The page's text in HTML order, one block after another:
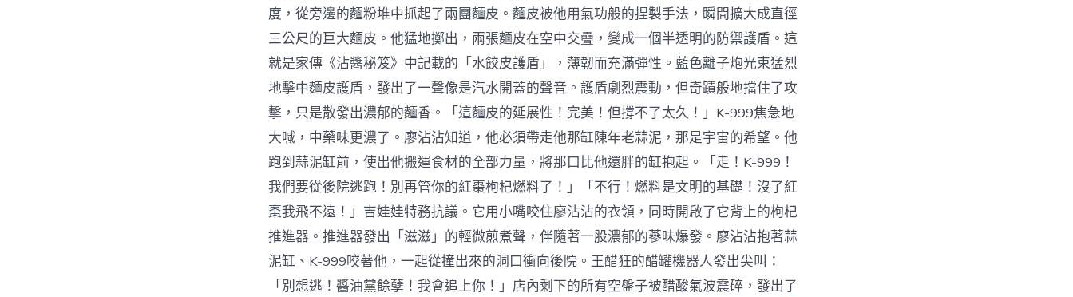
度，從旁邊的麵粉堆中抓起了兩團麵皮。麵皮被他用氣功般的捏製手法，瞬間擴大成直徑
三公尺的巨大麵皮。他猛地擲出，兩張麵皮在空中交疊，變成一個半透明的防禦護盾。這
就是家傳《沾醬秘笈》中記載的「水餃皮護盾」，薄韌而充滿彈性。藍色離子炮光束猛烈
地擊中麵皮護盾，發出了一聲像是汽水開蓋的聲音。護盾劇烈震動，但奇蹟般地擋住了攻
擊，只是散發出濃郁的麵香。「這麵皮的延展性！完美！但撐不了太久！」K-999焦急地
大喊，中藥味更濃了。廖沾沾知道，他必須帶走他那缸陳年老蒜泥，那是宇宙的希望。他
跑到蒜泥缸前，使出他搬運食材的全部力量，將那口比他還胖的缸抱起。「走！K-999！
我們要從後院逃跑！別再管你的紅棗枸杞燃料了！」「不行！燃料是文明的基礎！沒了紅
棗我飛不遠！」吉娃娃特務抗議。它用小嘴咬住廖沾沾的衣領，同時開啟了它背上的枸杞
推進器。推進器發出「滋滋」的輕微煎煮聲，伴隨著一股濃郁的蔘味爆發。廖沾沾抱著蒜
泥缸、K-999咬著他，一起從撞出來的洞口衝向後院。王醋狂的醋罐機器人發出尖叫：
「別想逃！醬油黨餘孽！我會追上你！」店內剩下的所有空盤子被醋酸氣波震碎，發出了